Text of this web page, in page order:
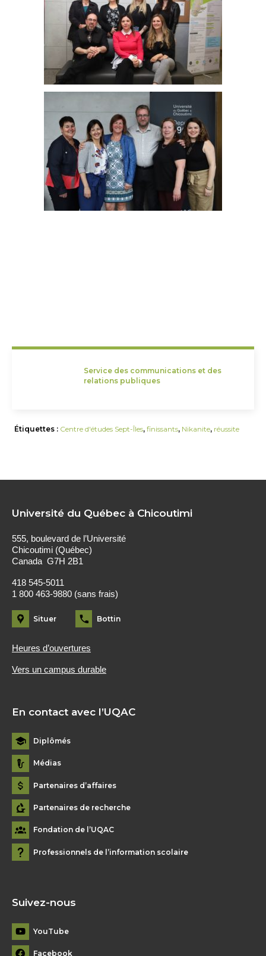
Service des communications et des
relations publiques
Étiquettes : Centre d'études Sept-Îles,finissants, Nikanite, réussite
Université du Québec à Chicoutimi
555, boulevard de l’Université
Chicoutimi (Québec)
Canada G7H 2B1
418 545-5011
1 800 463-9880 (sans frais)
Situer Bottin
Heures d’ouvertures
Vers un campus durable
En contact avec l’UQAC
Diplômés
Médias
Partenaires d’affaires
Partenaires de recherche
Fondation de l’UQAC
Professionnels de l’information scolaire
Suivez-nous
YouTube
Facebook